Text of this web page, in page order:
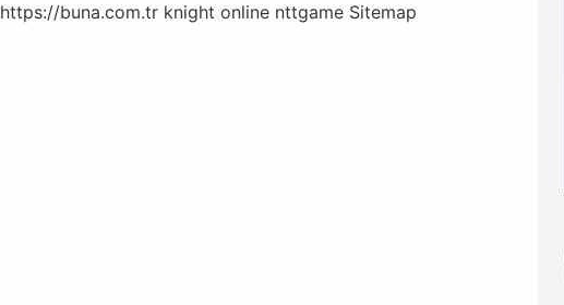
https://buna.com.tr knight online nttgame Sitemap